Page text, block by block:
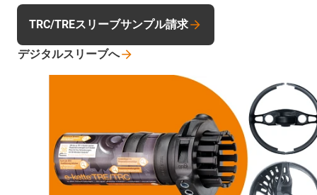
TRC/TREスリーブサンプル請求
デジタルスリーブへ